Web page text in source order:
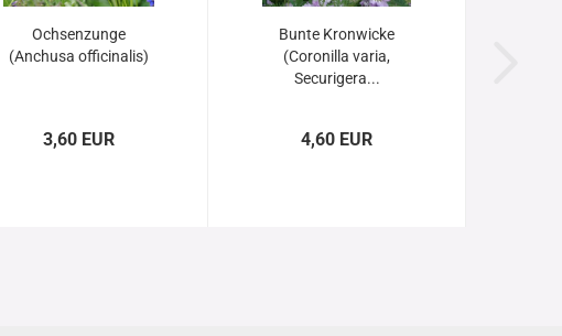
Ochsenzunge
(Anchusa officinalis)
3,60 EUR
Bunte Kronwicke
(Coronilla varia,
Securigera...
4,60 EUR